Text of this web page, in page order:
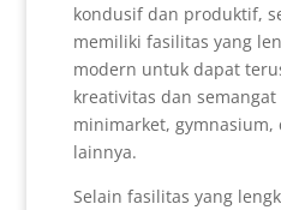
kondusif dan produktif,
memiliki fasilitas yang
modern untuk dapat
kreativitas dan
minimarket, gymnasium,
lainnya.
Selain fasilitas yang